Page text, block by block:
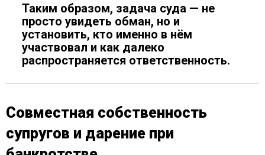
Таким образом, задача суда — не
просто увидеть обман, но и
установить, кто именно в нём
участвовал и как далеко
распространяется ответственность.
Совместная собственность
супругов и дарение при